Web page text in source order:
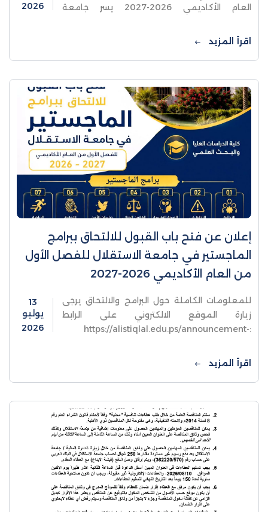
العام الأكاديمي 2026-2027 يسر جامعة
ببرامج الماجستير
2026
اقرأ المزيد
إعلان عن فتح باب القبول للالتحاق ببرامج
الماجستير في جامعة الاستقلال للفصل الأول
من العام الأكاديمي 2026-2027
للمعلومات الكاملة حول البرامج والالتحاق يرجى
زيارة الموقع الالكتروني على الرابط
:https://alistiqlal.edu.ps/announcement-
13
يوليو
2026
اقرأ المزيد